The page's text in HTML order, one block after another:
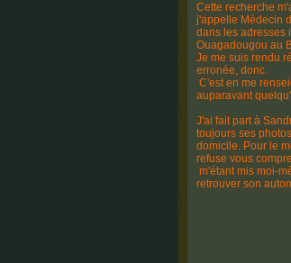
Cette recherche
j'appelle Médecin
dans les adresses
Ouagadougou au
Je me suis rendu
erronée, donc.
C'est en me
auparavant
J'ai fait part à
toujours ses
domicile. Pour le
refuse vous
m'étant mis moi-
retrouver son